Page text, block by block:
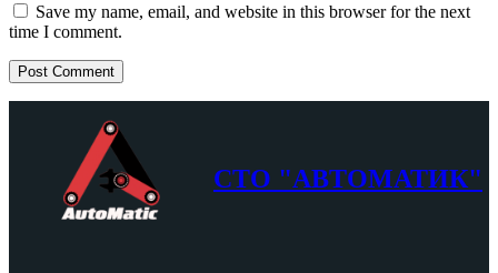
Save my name, email, and website in this browser for the next
time I comment.
СТО "АВТОМАТИК"